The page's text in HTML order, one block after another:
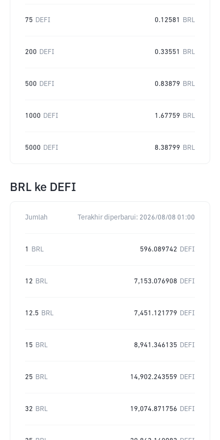
75 DEFI 0.12581 BRL
200 DEFI 0.33551 BRL
500 DEFI 0.83879 BRL
1000 DEFI 1.67759 BRL
5000 DEFI 8.38799 BRL
BRL ke DEFI
Jumlah Terakhir diperbarui: 2026/08/08 01:00
1 BRL 596.089742 DEFI
12 BRL 7,153.076908 DEFI
12.5 BRL 7,451.121779 DEFI
15 BRL 8,941.346135 DEFI
25 BRL 14,902.243559 DEFI
32 BRL 19,074.871756 DEFI